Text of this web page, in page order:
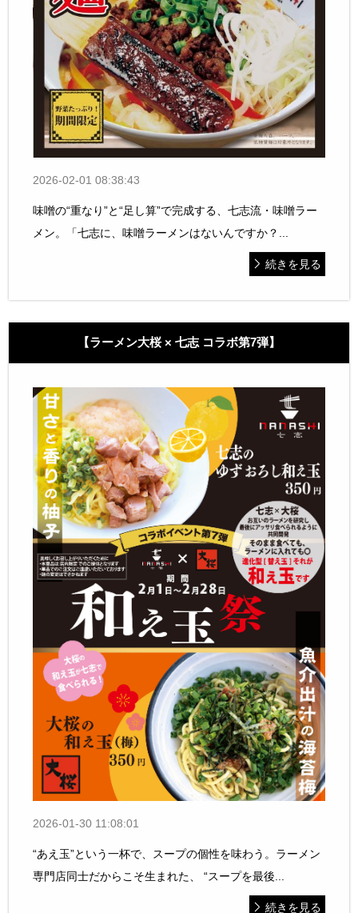
2026-02-01 08:38:43
味噌の“重なり”と“足し算”で完成する、七志流・味噌ラー
メン。「七志に、味噌ラーメンはないんですか？...
続きを見る
【ラーメン大桜 × 七志 コラボ第7弾】
2026-01-30 11:08:01
“あえ玉”という一杯で、スープの個性を味わう。ラーメン
専門店同士だからこそ生まれた、 “スープを最後...
続きを見る